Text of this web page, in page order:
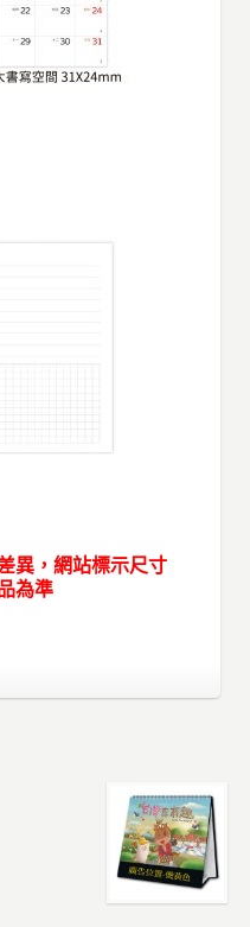
異，網站標示尺寸
為準